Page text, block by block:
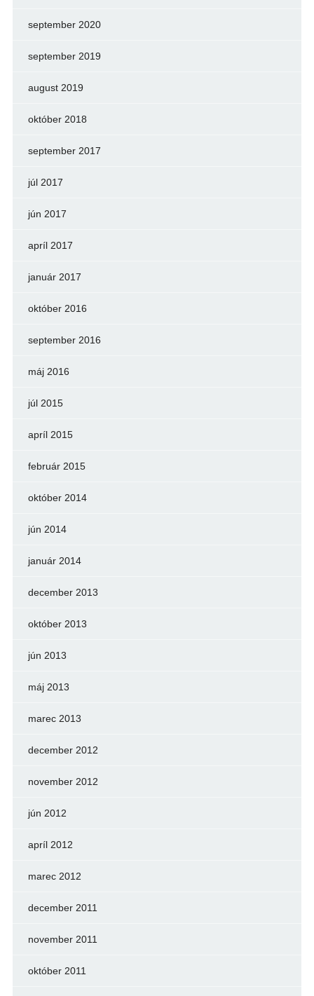
september 2020
september 2019
august 2019
október 2018
september 2017
júl 2017
jún 2017
apríl 2017
január 2017
október 2016
september 2016
máj 2016
júl 2015
apríl 2015
február 2015
október 2014
jún 2014
január 2014
december 2013
október 2013
jún 2013
máj 2013
marec 2013
december 2012
november 2012
jún 2012
apríl 2012
marec 2012
december 2011
november 2011
október 2011